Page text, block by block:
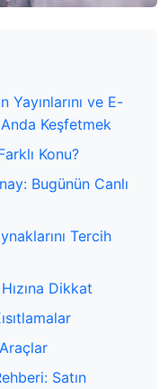
Yayınlarını ve E-
Anda Keşfetmek
Konu?
Bugünün Canlı
Tercih
Dikkat
Satın